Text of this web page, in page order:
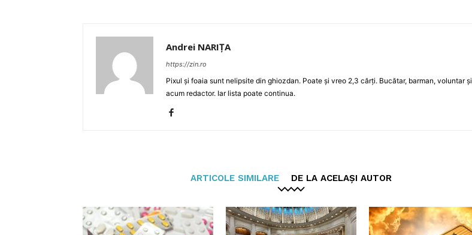
Andrei NARIȚA
https://zin.ro
Pixul și foaia sunt nelipsite din ghiozdan. Poate și vreo 2,3 cărți. Bucătar, barman, voluntar și
acum redactor. Iar lista poate continua.
ARTICOLE SIMILARE DE LA ACELAȘI AUTOR